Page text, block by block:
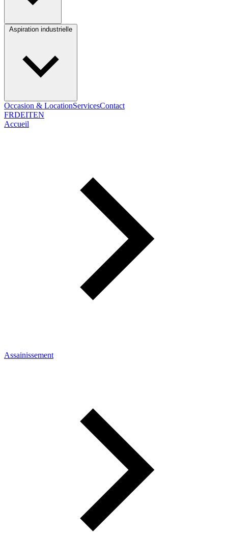
Occasion & LocationServicesContact
FRDEITEN
Accueil
Assainissement